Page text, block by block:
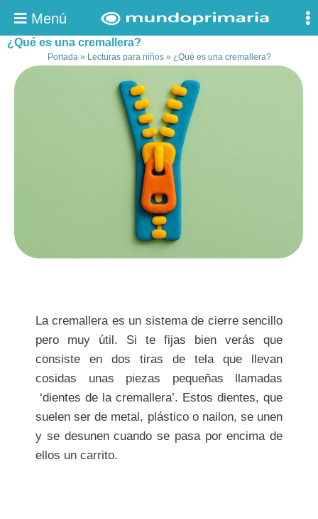
Menú
¿Qué es una cremallera?
Portada» Lecturas para niños» ¿Qué es una cremallera?
La cremallera es un sistema de cierre sencillo
pero muy útil. Si te fijas bien verás que
consiste en dos tiras de tela que llevan
cosidas unas piezas pequeñas llamadas
‘dientes de la cremallera’. Estos dientes, que
suelen ser de metal, plástico o nailon, se unen
y se desunen cuando se pasa por encima de
ellos un carrito.